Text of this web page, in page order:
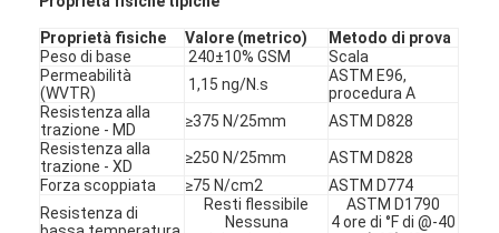
Proprietà fisiche Valore (metrico)
Metodo di prova
Peso di base
240±10% GSM
Scala
Permeabilità
(WVTR)
1,15 ng/N.s
ASTM E96,
procedura A
Resistenza alla
trazione - MD
≥375 N/25mm
ASTM D828
Resistenza alla
trazione - XD
≥250 N/25mm
ASTM D828
Forza scoppiata
≥75 N/cm2
ASTM D774
Resistenza di
Resti flessibile
Nessuna
ASTM D1790
4 ore di °F di @-40